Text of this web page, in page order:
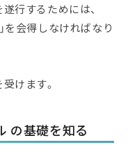
行するためには、
を会得しなければなり
けます。
の基礎を知る